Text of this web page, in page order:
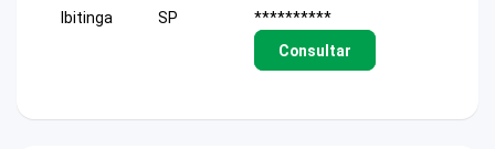
Ibitinga
SP
**********
Consultar